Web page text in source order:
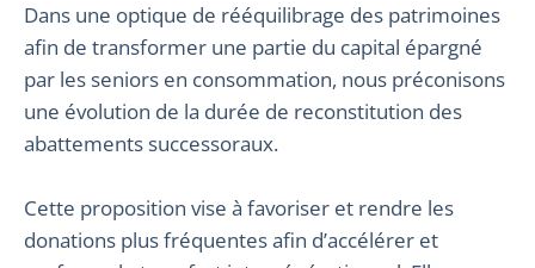
Dans une optique de rééquilibrage des patrimoines
afin de transformer une partie du capital épargné
par les seniors en consommation, nous préconisons
une évolution de la durée de reconstitution des
abattements successoraux.
Cette proposition vise à favoriser et rendre les
donations plus fréquentes afin d’accélérer et